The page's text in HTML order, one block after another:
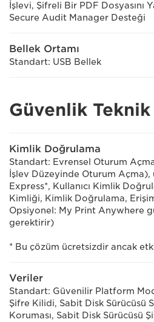
İşlevi, Şifreli Bir PDF Dosyasını
Secure Audit Manager Desteği
Bellek Ortamı
Standart: USB Bellek
Güvenlik
Kimlik Doğrulama
Standart: Evrensel Oturum
İşlev Düzeyinde Oturum Açma),
Express*, Kullanıcı Kimlik
Kimliği, Kimlik Doğrulama,
Opsiyonel: My Print Anywhere
gerektirir)
* Bu çözüm ücretsizdir ancak
Veriler
Standart: Güvenilir Platform
Şifre Kilidi, Sabit Disk Sürücüsü
Koruması, Sabit Disk Sürücüsü